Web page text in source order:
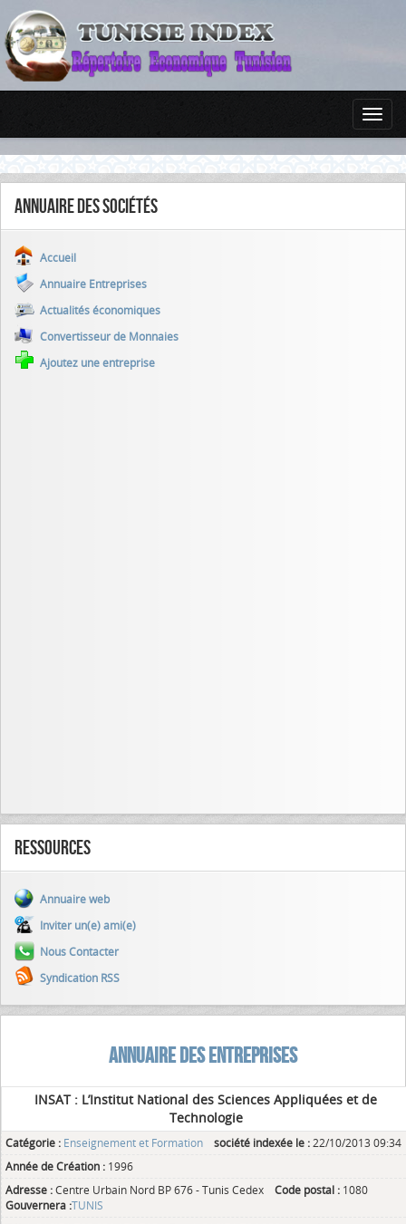
Annuaire des sociétés
Accueil
Annuaire Entreprises
Actualités économiques
Convertisseur de Monnaies
Ajoutez une entreprise
Ressources
Annuaire web
Inviter un(e) ami(e)
Nous Contacter
Syndication RSS
ANNUAIRE DES ENTREPRISES
INSAT : L’Institut National des Sciences Appliquées et de
Technologie
Catégorie : Enseignement et Formation société indexée le : 22/10/2013 09:34
Année de Création : 1996
Adresse :Centre Urbain Nord BP 676 - Tunis Cedex Code postal : 1080
Gouvernera :TUNIS